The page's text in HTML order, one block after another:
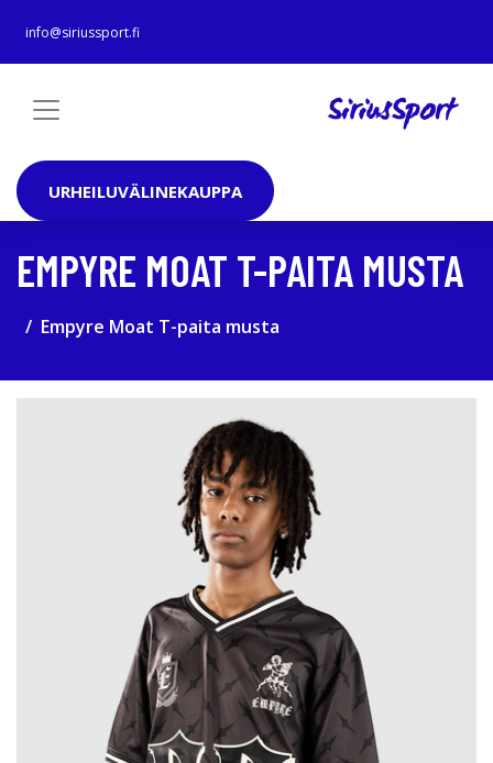
info@siriussport.fi
URHEILUVÄLINEKAUPPA
EMPYRE MOAT T-PAITA MUSTA
Empyre Moat T-paita musta